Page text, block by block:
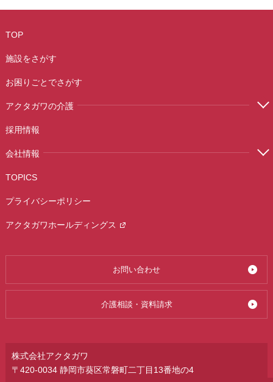
TOP
施設をさがす
お困りごとでさがす
アクタガワの介護
採用情報
会社情報
お問い合わせ
TOPICS
介護相談・資料請求
プライバシーポリシー
アクタガワホールディングス
株式会社アクタガワ
〒420-0034 静岡市葵区常磐町二丁目13番地の4